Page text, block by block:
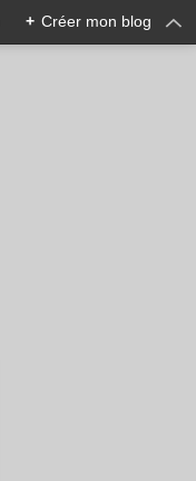
+ Créer mon blog